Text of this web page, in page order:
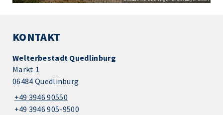
KONTAKT
Welterbestadt Quedlinburg
Markt 1
06484 Quedlinburg
+49 3946 90550
+49 3946 905-9500